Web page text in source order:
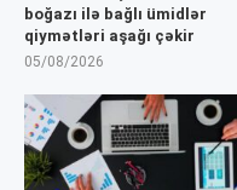
boğazı ilə bağlı ümidlər
qiymətləri aşağı çəkir
05/08/2026